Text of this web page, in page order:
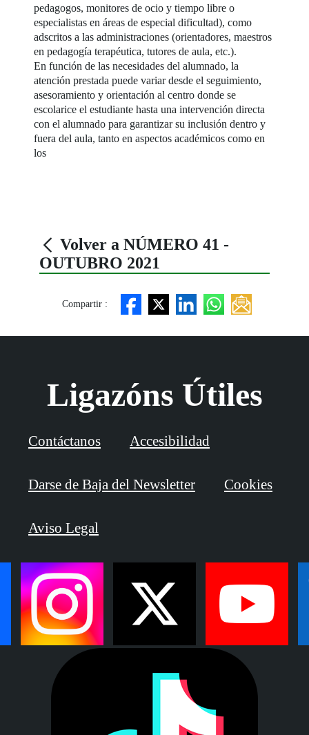
pedagogos, monitores de ocio y tiempo libre o
especialistas en áreas de especial dificultad), como
adscritos a las administraciones (orientadores, maestros
en pedagogía terapéutica, tutores de aula, etc.).
En función de las necesidades del alumnado, la
atención prestada puede variar desde el seguimiento,
asesoramiento y orientación al centro donde se
escolarice el estudiante hasta una intervención directa
con el alumnado para garantizar su inclusión dentro y
fuera del aula, tanto en aspectos académicos como en
los
Volver a NÚMERO 41 -
OUTUBRO 2021
Compartir :
Ligazóns Útiles
Contáctanos Accesibilidad
Darse de Baja del Newsletter Cookies
Aviso Legal